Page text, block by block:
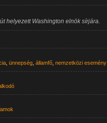
helyezett Washington elnök sírjára.
,ünnepség ,államfő ,nemzetközi esemény